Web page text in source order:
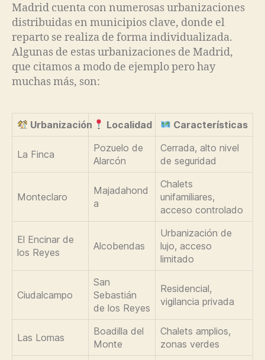
Madrid cuenta con numerosas urbanizaciones
distribuidas en municipios clave, donde el
reparto se realiza de forma individualizada.
Algunas de estas urbanizaciones de Madrid,
que citamos a modo de ejemplo pero hay
muchas más, son:
Urbanización Localidad Características
La Finca
Pozuelo de
Alarcón
Cerrada, alto nivel
de seguridad
Monteclaro
Majadahond
a
Chalets
unifamiliares,
acceso controlado
El Encinar de
los Reyes
Alcobendas
Urbanización de
lujo, acceso
limitado
Ciudalcampo
San
Sebastián
de los Reyes
Residencial,
vigilancia privada
Las Lomas
Boadilla del
Monte
Chalets amplios,
zonas verdes